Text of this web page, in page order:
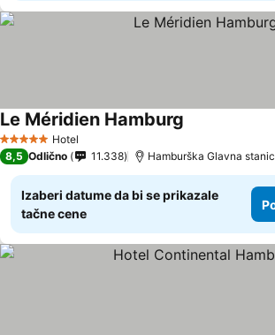
5 ZvezdiceHotel
Le Méridien Hamburg
8,5 Odlično 11.338 Hamburška Glavna
Izaberi datume da bi se prikazale
tačne cene